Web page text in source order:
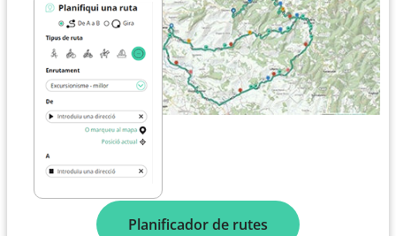
Planificador de rutes